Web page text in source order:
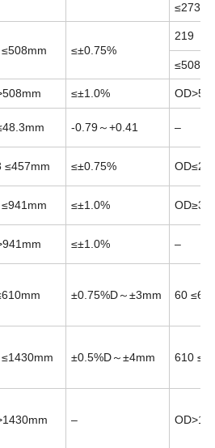
≤±0.75%
219
≤±1.0%
-0.79～+0.41 –
≤457mm ≤±0.75%
≤941mm ≤±1.0%
≤±1.0% –
±0.75%D～±3mm 60
≤1430mm ±0.5%D～±4mm 610
–